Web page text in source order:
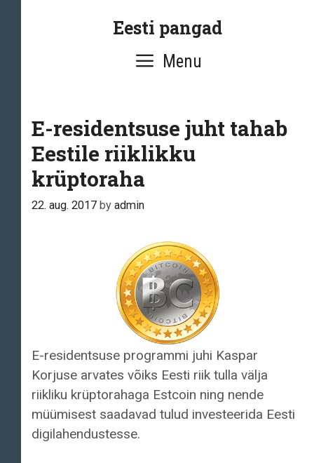
Eesti pangad
Menu
E-residentsuse juht tahab
Eestile riiklikku
krüptoraha
22. aug. 2017 by admin
E-residentsuse programmi juhi Kaspar
Korjuse arvates võiks Eesti riik tulla välja
riikliku krüptorahaga Estcoin ning nende
müümisest saadavad tulud investeerida Eesti
digilahendustesse.